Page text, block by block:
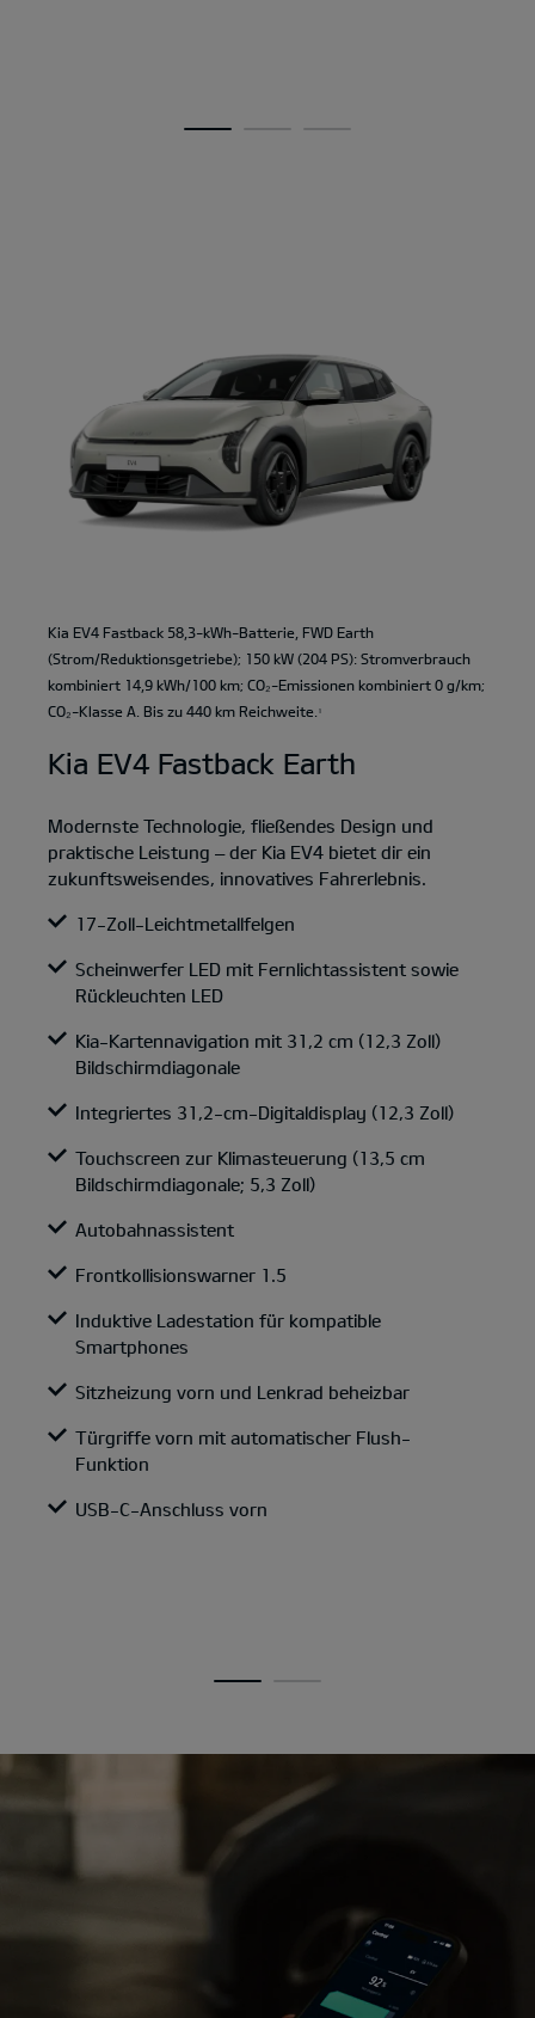
Kia EV4 Fastback 58,3-kWh-Batterie, FWD Earth
(Strom/Reduktionsgetriebe); 150 kW (204 PS): Stromverbrauch
kombiniert 14,9 kWh/100 km; CO₂-Emissionen kombiniert 0 g/km;
CO₂-Klasse A. Bis zu 440 km Reichweite.
1
Kia EV4 Fastback Earth
Modernste Technologie, fließendes Design und
praktische Leistung – der Kia EV4 bietet dir ein
zukunftsweisendes, innovatives Fahrerlebnis.
17-Zoll-Leichtmetallfelgen
Scheinwerfer LED mit Fernlichtassistent sowie
Rückleuchten LED
Kia-Kartennavigation mit 31,2 cm (12,3 Zoll)
Bildschirmdiagonale
Integriertes 31,2-cm-Digitaldisplay (12,3 Zoll)
Touchscreen zur Klimasteuerung (13,5 cm
Bildschirmdiagonale; 5,3 Zoll)
Autobahnassistent
Frontkollisionswarner 1.5
Induktive Ladestation für kompatible
Smartphones
Sitzheizung vorn und Lenkrad beheizbar
Türgriffe vorn mit automatischer Flush-
Funktion
USB-C-Anschluss vorn